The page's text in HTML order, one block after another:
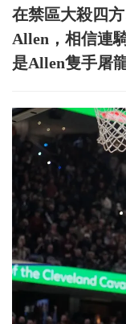
在禁區大殺四
Allen，相信連
是Allen隻手屠